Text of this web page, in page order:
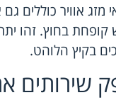
מזג אוויר כוללים
בחוץ. זהו
בקיץ הלוהט.
שירותים